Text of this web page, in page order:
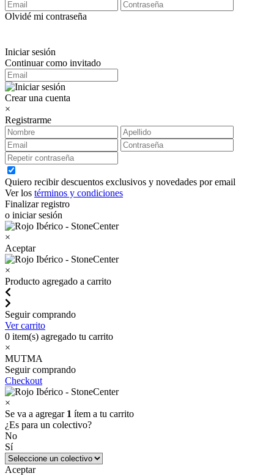
Olvidé mi contraseña
Iniciar sesión
Continuar como invitado
Crear una cuenta
×
Registrarme
Quiero recibir descuentos exclusivos y novedades por email
Ver los términos y condiciones
Finalizar registro
o iniciar sesión
×
Aceptar
×
Producto agregado a carrito
Seguir comprando
Ver carrito
0 item(s) agregado tu carrito
×
MUTMA
Seguir comprando
Checkout
×
Se va a agregar 1 ítem a tu carrito
¿Es para un colectivo?
No
Sí
Aceptar